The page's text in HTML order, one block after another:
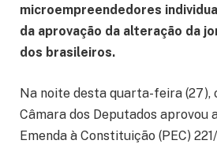
microempreendedores
da aprovação da alteração da
dos brasileiros.
Na noite desta quarta-feira (27),
Câmara dos Deputados aprovou
Emenda à Constituição (PEC)